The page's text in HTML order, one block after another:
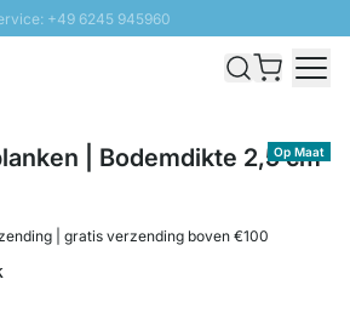
+49 6245 945960
- Gratis verzending vanaf €100
Op Maat
| Bodemdikte 2,5 cm
| gratis verzending boven €100